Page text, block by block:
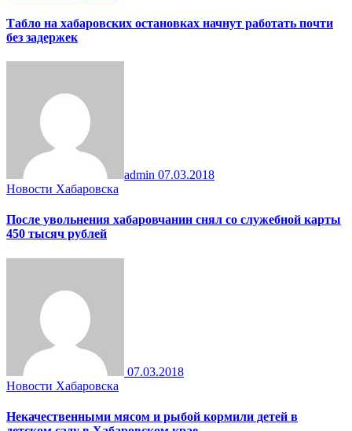
Табло на хабаровских остановках начнут работать почти
без задержек
admin 07.03.2018
Новости Хабаровска
После увольнения хабаровчанин снял со служебной карты
450 тысяч рублей
07.03.2018
Новости Хабаровска
Некачественными мясом и рыбой кормили детей в